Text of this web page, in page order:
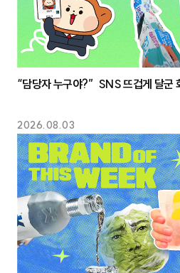
2026.08.03
“담당자 누구야?” SNS 뜨겁게 달군